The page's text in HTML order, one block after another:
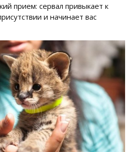
прием: сервал привыкает к
и начинает вас